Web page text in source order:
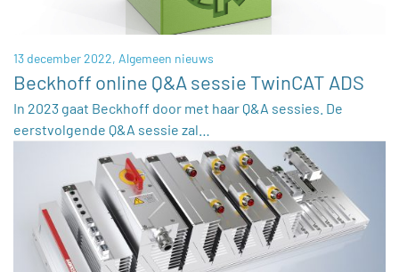
13 december 2022, Algemeen nieuws
Beckhoff online Q&A sessie TwinCAT ADS
In 2023 gaat Beckhoff door met haar Q&A sessies. De
eerstvolgende Q&A sessie zal…